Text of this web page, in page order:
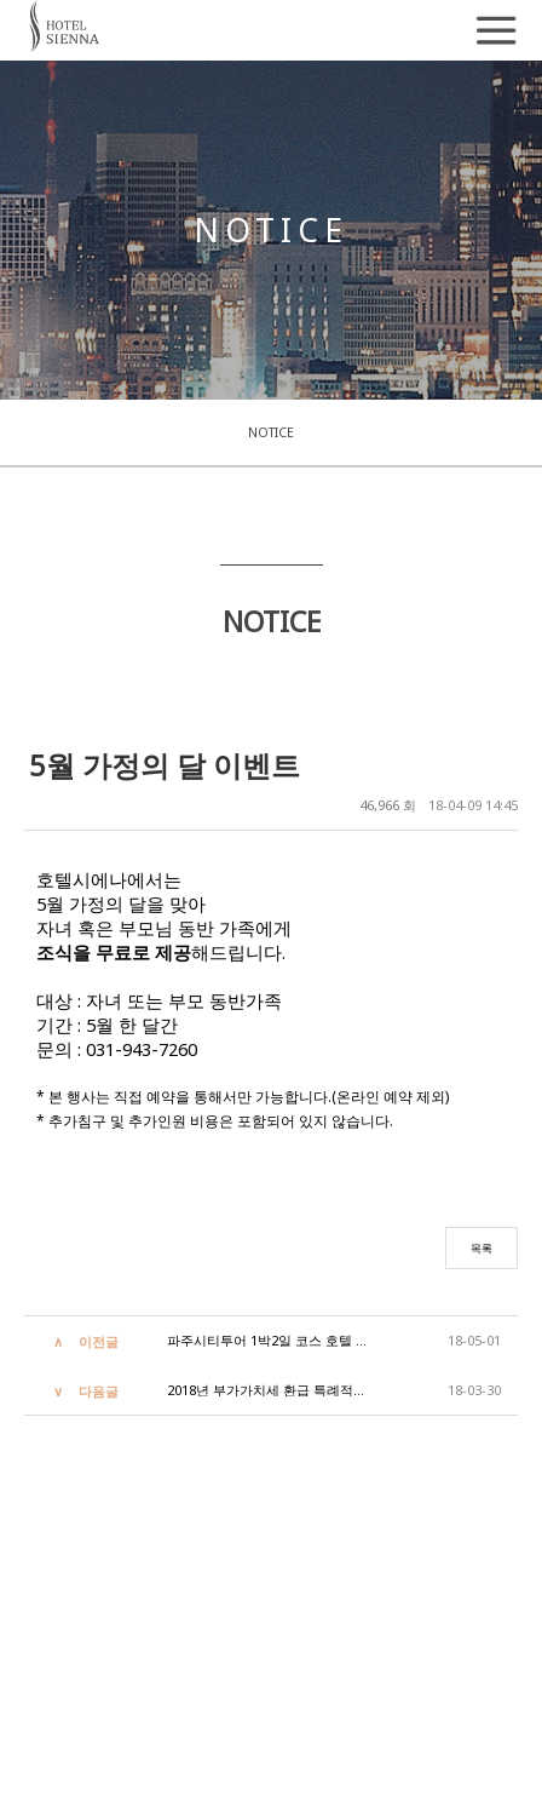
NOTICE
NOTICE
NOTICE
5월 가정의 달 이벤트
46,966 회 18-04-09 14:45
호텔시에나에서는
5월 가정의 달을 맞아
자녀 혹은 부모님 동반 가족에게
조식을 무료로 제공해드립니다.
대상 : 자녀 또는 부모 동반가족
기간 : 5월 한 달간
문의 : 031-943-7260
* 본 행사는 직접 예약을 통해서만 가능합니다.(온라인 예약 제외)
* 추가침구 및 추가인원 비용은 포함되어 있지 않습니다.
목록
이전글 파주시티투어 1박2일 코스 호텔 선정 18-05-01
다음글 2018년 부가가치세 환급 특례적용 관광호텔선정 / TAX REFUND achived for 2018 18-03-30